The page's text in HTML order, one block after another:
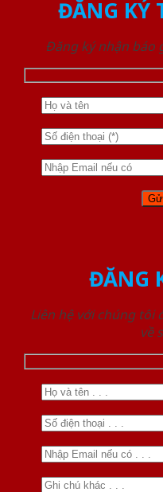
ĐĂNG KÝ
Đăng ký nhận báo
ĐĂNG
Liên hệ với chúng tôi
về